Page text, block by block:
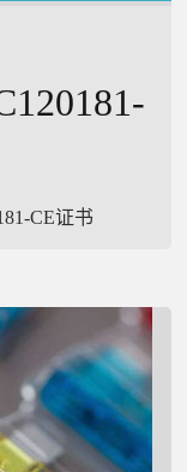
CE证书